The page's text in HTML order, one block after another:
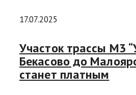
17.07.2025
Участок трассы М3
Бекасово до
станет платным